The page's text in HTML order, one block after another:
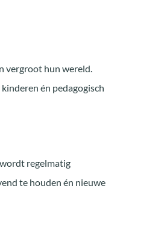
vergroot hun wereld.
én pedagogisch
regelmatig
te houden én nieuwe